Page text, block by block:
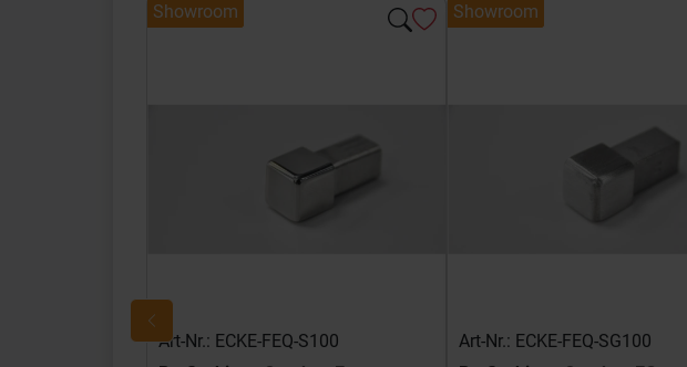
Showroom
Art-Nr.: ECKE-FEQ-S100
Showroom
Art-Nr.: ECKE-FEQ-SG100